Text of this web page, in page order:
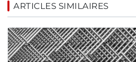
ARTICLES SIMILAIRES